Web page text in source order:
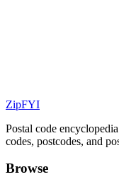
ZipFYI
Postal code
codes, postcodes, and
Browse